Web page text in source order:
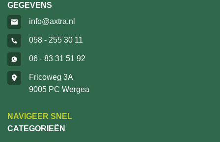
GEGEVENS
info@axtra.nl
058 - 255 30 11
06 - 83 31 51 92
Fricoweg 3A
9005 PC Wergea
NAVIGEER SNEL
CATEGORIEËN